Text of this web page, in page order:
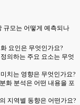
규모는 어떻게 예측되나
요인은 무엇인가요?
의하는 주요 요소는 무엇
치는 영향은 무엇인가요?
화 분석은 어떤 내용을 포
지역별 동향은 어떤가요?